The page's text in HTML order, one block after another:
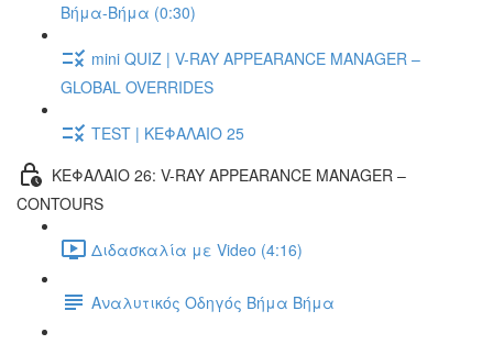
Βήμα-Βήμα (0:30)
mini QUIZ | V-RAY APPEARANCE MANAGER –
GLOBAL OVERRIDES
TEST | ΚΕΦΑΛΑΙΟ 25
ΚΕΦΑΛΑΙΟ 26: V-RAY APPEARANCE MANAGER –
CONTOURS
Διδασκαλία με Video (4:16)
Αναλυτικός Οδηγός Βήμα Βήμα